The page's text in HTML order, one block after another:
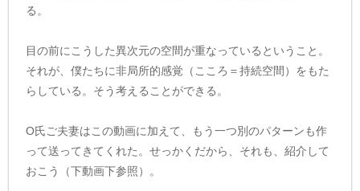
る。
目の前にこうした異次元の空間が重なっているということ。
それが、僕たちに非局所的感覚（こころ＝持続空間）をもた
らしている。そう考えることができる。
O氏ご夫妻はこの動画に加えて、もう一つ別のパターンも作
って送ってきてくれた。せっかくだから、それも、紹介して
おこう（下動画下参照）。